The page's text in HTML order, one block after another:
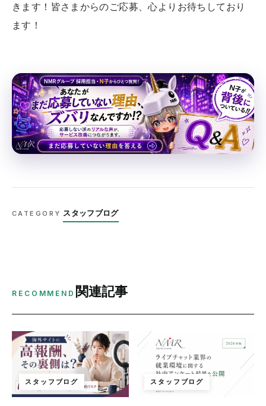
きます！皆さまからのご応募、心よりお待ちしており
ます！
CATEGORY スタッフブログ
RECOMMEND 関連記事
スタッフブログ スタッフブログ